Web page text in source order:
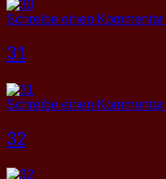
Schreibe einen Kommentar
31
Schreibe einen Kommentar
32